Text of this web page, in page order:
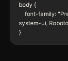
body {
system-ui,
}